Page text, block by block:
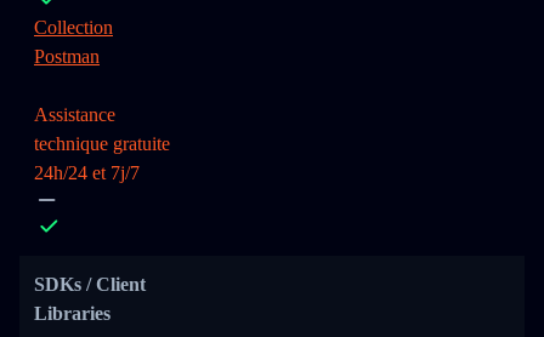
Collection
Postman
Assistance
technique gratuite
24h/24 et 7j/7
SDKs / Client
Libraries